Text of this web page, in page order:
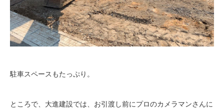
駐車スペースもたっぷり。
ところで、大進建設では、お引渡し前にプロのカメラマンさんに